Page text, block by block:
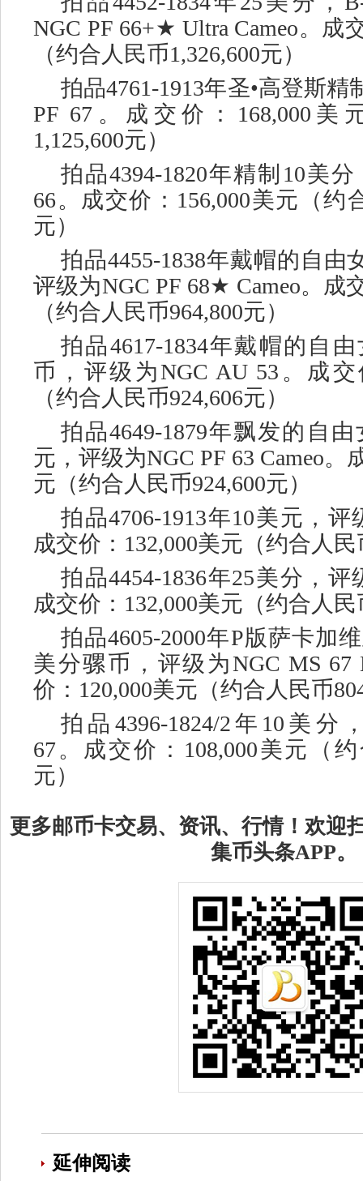
NGC PF 66+★ Ultra Cameo。成
（约合人民币1,326,600元）
拍品4761-1913年圣•高登斯精
PF 67。成交价：168,000美
1,125,600元）
拍品4394-1820年精制10美
66。成交价：156,000美元（约
元）
拍品4455-1838年戴帽的自由
评级为NGC PF 68★ Cameo。成
（约合人民币964,800元）
拍品4617-1834年戴帽的自
币，评级为NGC AU 53。成交
（约合人民币924,606元）
拍品4649-1879年飘发的自
元，评级为NGC PF 63 Cameo。
元（约合人民币924,600元）
拍品4706-1913年10美元，评
成交价：132,000美元（约合人民
拍品4454-1836年25美分，评
成交价：132,000美元（约合人民
拍品4605-2000年P版萨卡加
美分骡币，评级为NGC MS 67
价：120,000美元（约合人民币
拍品 4396-1824/2年10美分
67。成交价：108,000美元（
元）
更多邮币卡交易、资讯、行情！欢迎
集币头条APP。
延伸阅读